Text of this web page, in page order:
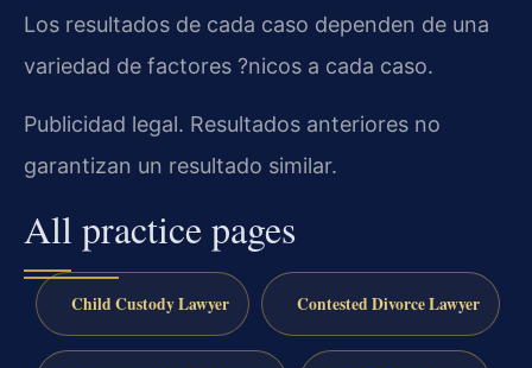
Los resultados de cada caso dependen de una
variedad de factores ?nicos a cada caso.
Publicidad legal. Resultados anteriores no
garantizan un resultado similar.
All practice pages
Child Custody Lawyer Contested Divorce Lawyer